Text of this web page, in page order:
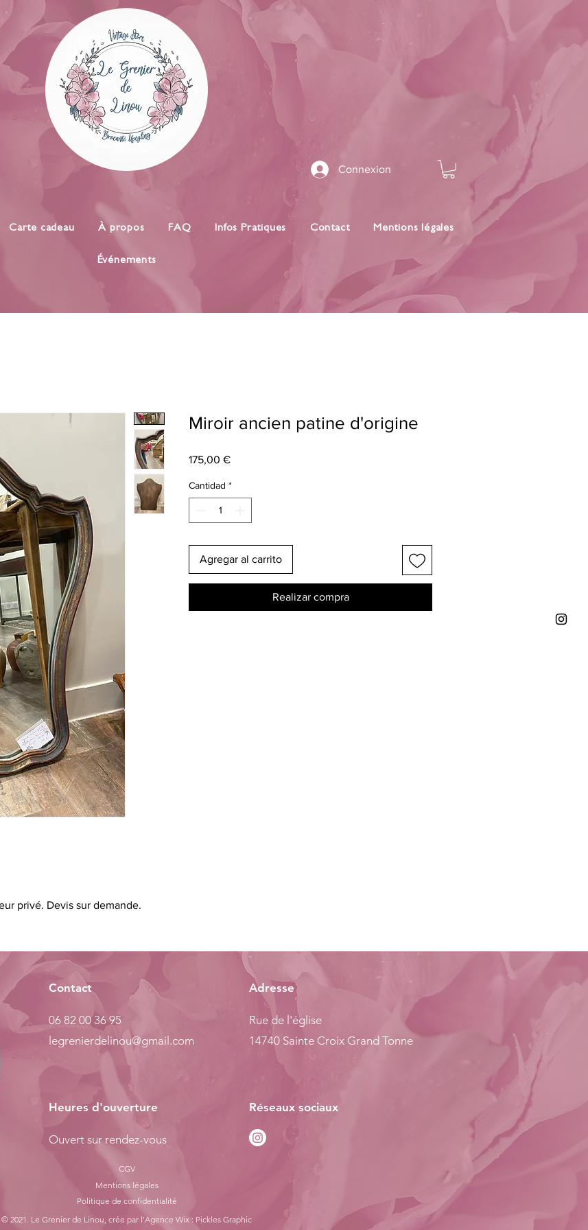
Connexion
Carte cadeau À propos FAQ Infos Pratiques Contact Mentions légales
Événements
privé. Devis sur demande.
Miroir ancien patine d'origine
175,00 €Precio
Cantidad *
Agregar al carrito
Realizar compra
Contact
06 82 00 36 95
legrenierdelinou@gmail.com
Adresse
Rue de l'église
14740 Sainte Croix Grand Tonne
Heures d'ouverture
Ouvert sur rendez-vous
Réseaux sociaux
CGV
Mentions légales
Politique de confidentialité
© 2021. Le Grenier de Linou, crée par l'Agence Wix : Pickles Graphic